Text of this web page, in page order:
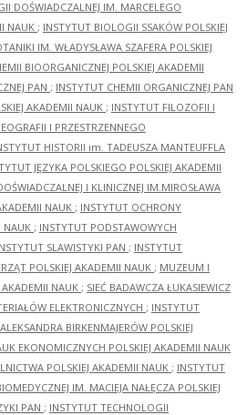
DOŚWIADCZALNEJ IM. MARCELEGO
NAUK ; INSTYTUT BIOLOGII SSAKÓW POLSKIEJ
IM. WŁADYSŁAWA SZAFERA POLSKIEJ
BIOORGANICZNEJ POLSKIEJ AKADEMII
PAN ; INSTYTUT CHEMII ORGANICZNEJ PAN
AKADEMII NAUK ; INSTYTUT FILOZOFII I
I PRZESTRZENNEGO
HISTORII im. TADEUSZA MANTEUFFLA
JĘZYKA POLSKIEGO POLSKIEJ AKADEMII
I KLINICZNEJ IM.MIROSŁAWA
NAUK ; INSTYTUT OCHRONY
NAUK ; INSTYTUT PODSTAWOWYCH
SLAWISTYKI PAN ; INSTYTUT
POLSKIEJ AKADEMII NAUK ; MUZEUM I
NAUK ; SIEĆ BADAWCZA ŁUKASIEWICZ
ELEKTRONICZNYCH ; INSTYTUT
BIRKENMAJERÓW POLSKIEJ
EKONOMICZNYCH POLSKIEJ AKADEMII NAUK
POLSKIEJ AKADEMII NAUK ; INSTYTUT
IM. MACIEJA NAŁĘCZA POLSKIEJ
PAN ; INSTYTUT TECHNOLOGII